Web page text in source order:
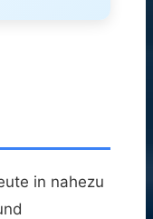
in nahezu